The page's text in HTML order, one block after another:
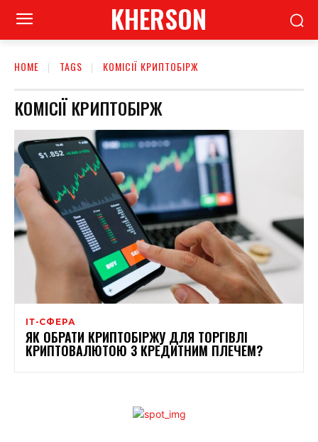
KHERSON
HOME TAGS КОМІСІЇ КРИПТОБІРЖ
КОМІСІЇ КРИПТОБІРЖ
ІТ-СФЕРА
ЯК ОБРАТИ КРИПТОБІРЖУ ДЛЯ ТОРГІВЛІ
КРИПТОВАЛЮТОЮ З КРЕДИТНИМ ПЛЕЧЕМ?